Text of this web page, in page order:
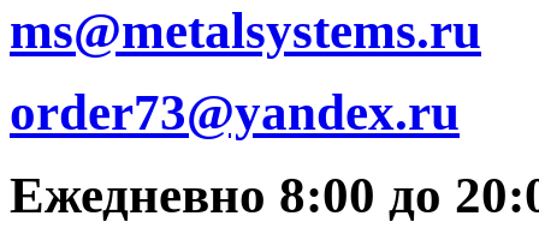
ms@metalsystems.ru
order73@yandex.ru
Ежедневно 8:00 до